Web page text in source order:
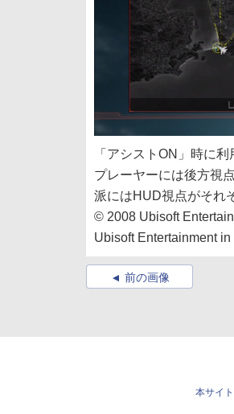
「アシストON」時に
プレーヤーには後方視
派にはHUD視点がそれ
© 2008 Ubisoft
Ubisoft Entertainment
前の画像
本サイ